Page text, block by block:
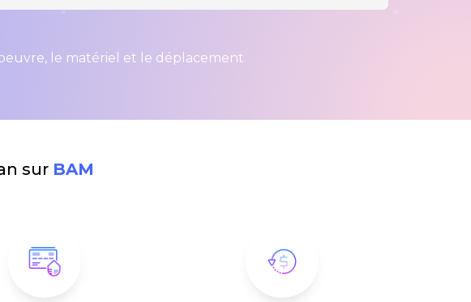
le matériel et le déplacement
sur BAM